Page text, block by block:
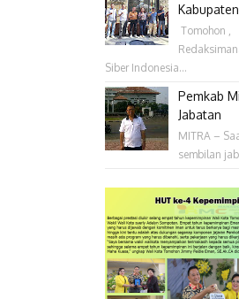
‎ Tomohon ,
Siber Indonesia...
Pemkab
Jabatan
MITRA –
sembilan